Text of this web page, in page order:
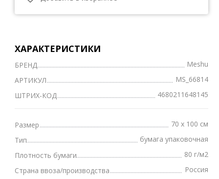
ХАРАКТЕРИСТИКИ
БРЕНД
Meshu
АРТИКУЛ
MS_66814
ШТРИХ-КОД
4680211648145
Размер
70 х 100 см
Тип
бумага упаковочная
Плотность бумаги
80 г/м2
Страна ввоза/производства
Россия